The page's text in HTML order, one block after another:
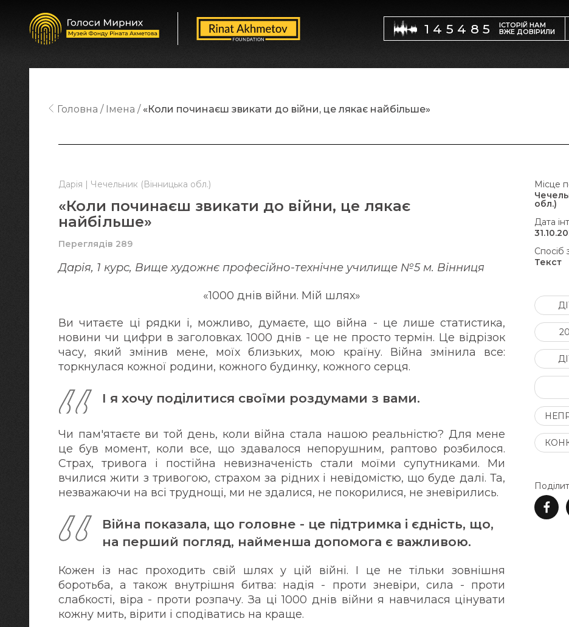
145485 ІСТОРІЙ НАМ
ВЖЕ ДОВІРИЛИ
Дарія | Чечельник (Вінницька обл.)
«Коли починаєш звикати до війни, це лякає
найбільше»
Переглядів 289
Дарія, 1 курс, Вище художнє професійно-технічне училище №5 м. Вінниця
«1000 днів війни. Мій шлях»
Ви читаєте ці рядки і, можливо, думаєте, що війна - це лише статистика,
новини чи цифри в заголовках. 1000 днів - це не просто термін. Це відрізок
часу, який змінив мене, моїх близьких, мою країну. Війна змінила все:
торкнулася кожної родини, кожного будинку, кожного серця.
І я хочу поділитися своїми роздумами з вами.
Чи пам'ятаєте ви той день, коли війна стала нашою реальністю? Для мене
це був момент, коли все, що здавалося непорушним, раптово розбилося.
Страх, тривога і постійна невизначеність стали моїми супутниками. Ми
вчилися жити з тривогою, страхом за рідних і невідомістю, що буде далі. Та,
незважаючи на всі труднощі, ми не здалися, не покорилися, не зневірились.
Війна показала, що головне - це підтримка і єдність, що,
на перший погляд, найменша допомога є важливою.
Кожен із нас проходить свій шлях у цій війні. І це не тільки зовнішня
боротьба, а також внутрішня битва: надія - проти зневіри, сила - проти
слабкості, віра - проти розпачу. За ці 1000 днів війни я навчилася цінувати
кожну мить, вірити і сподіватись на краще.
Головна Імена «Коли починаєш звикати до війни, це лякає найбільше»
Місце
обл.)
Дата
Спосіб
Текст